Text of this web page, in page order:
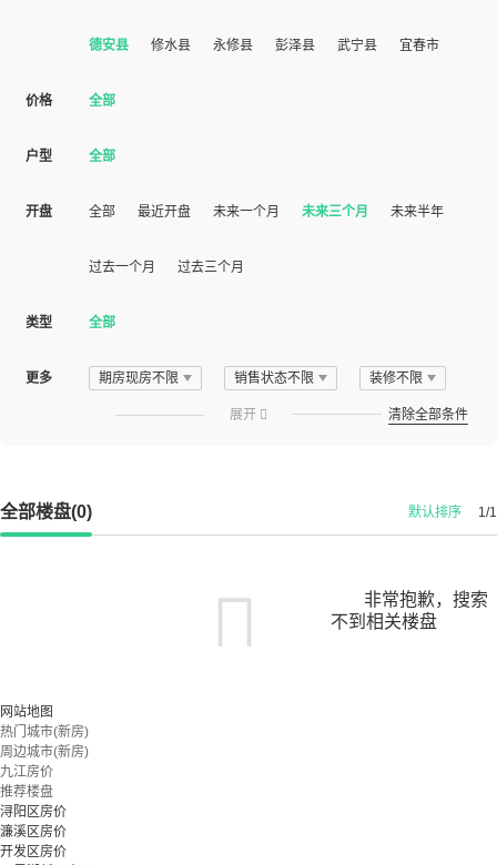
德安县 修水县 永修县 彭泽县 武宁县 宜春市
价格 全部
户型 全部
开盘 全部 最近开盘 未来一个月 未来三个月 未来半年
过去一个月 过去三个月
类型 全部
更多 期房现房不限 销售状态不限 装修不限
展开  清除全部条件
全部楼盘(0) 1/1
默认排序
非常抱歉，搜索
不到相关楼盘
网站地图
热门城市(新房)
周边城市(新房)
九江房价
推荐楼盘
浔阳区房价
濂溪区房价
开发区房价